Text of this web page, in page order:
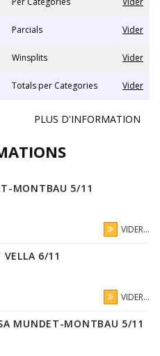
Parcials Vider
Winsplits Vider
Totals per Categories Vider
PLUS D'INFORMATION
MONTBAU 5/11
VIDER...
VELLA 6/11
VIDER...
MUNDET-MONTBAU 5/11